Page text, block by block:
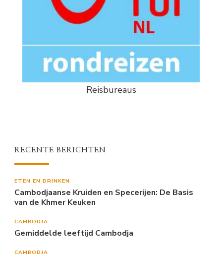
Reisbureaus
RECENTE BERICHTEN
ETEN EN DRINKEN
Cambodjaanse Kruiden en Specerijen: De Basis
van de Khmer Keuken
CAMBODJA
Gemiddelde leeftijd Cambodja
CAMBODJA